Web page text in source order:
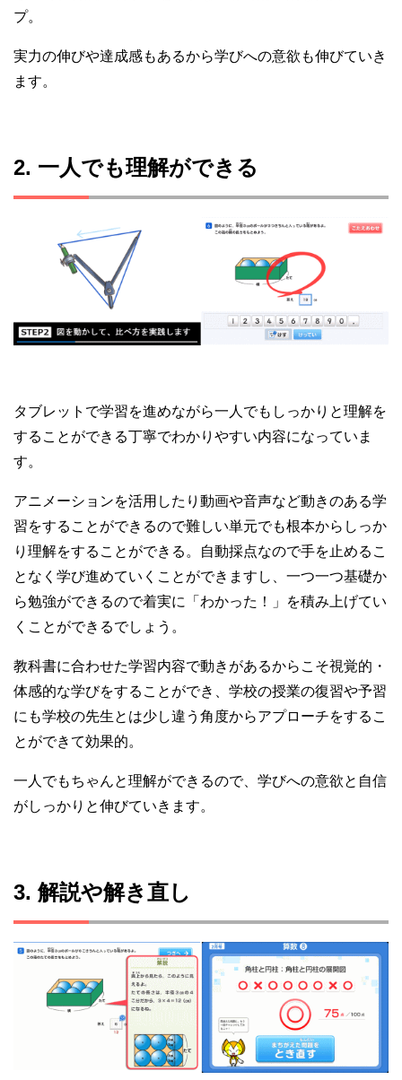
プ。
実力の伸びや達成感もあるから学びへの意欲も伸びていき
ます。
2. 一人でも理解ができる
タブレットで学習を進めながら一人でもしっかりと理解を
することができる丁寧でわかりやすい内容になっていま
す。
アニメーションを活用したり動画や音声など動きのある学
習をすることができるので難しい単元でも根本からしっか
り理解をすることができる。自動採点なので手を止めるこ
となく学び進めていくことができますし、一つ一つ基礎か
ら勉強ができるので着実に「わかった！」を積み上げてい
くことができるでしょう。
教科書に合わせた学習内容で動きがあるからこそ視覚的・
体感的な学びをすることができ、学校の授業の復習や予習
にも学校の先生とは少し違う角度からアプローチをするこ
とができて効果的。
一人でもちゃんと理解ができるので、学びへの意欲と自信
がしっかりと伸びていきます。
3. 解説や解き直し